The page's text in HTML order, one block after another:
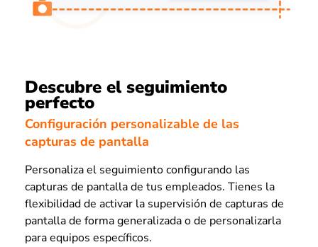
Descubre el seguimiento
perfecto
Configuración personalizable de las
capturas de pantalla
Personaliza el seguimiento configurando las
capturas de pantalla de tus empleados. Tienes la
flexibilidad de activar la supervisión de capturas de
pantalla de forma generalizada o de personalizarla
para equipos específicos.